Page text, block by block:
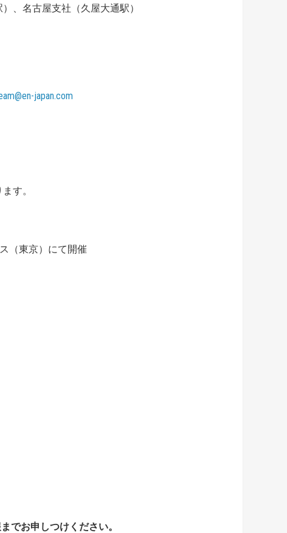
、名古屋支社（久屋大通駅）
japan.com
す。
（東京）にて開催
でお申しつけください。